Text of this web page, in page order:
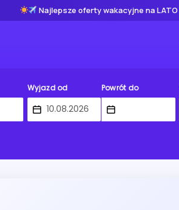
Najlepsze oferty wakacyjne na
Wyjazd od Powrót do